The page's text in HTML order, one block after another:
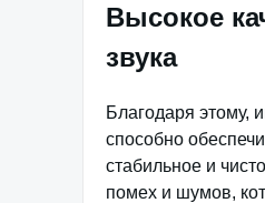
Высокое
звука
Благодаря этому,
способно
стабильное и
помех и шумов,